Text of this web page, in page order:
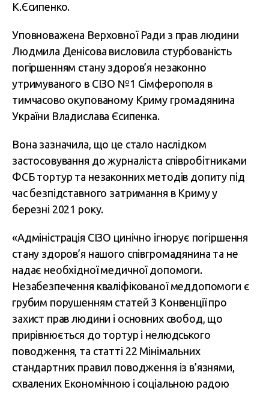
К.Єсипенко.
Уповноважена Верховної Ради з прав людини
Людмила Денісова висловила стурбованість
погіршенням стану здоров’я незаконно
утримуваного в СІЗО №1 Сімферополя в
тимчасово окупованому Криму громадянина
України Владислава Єсипенка.
Вона зазначила, що це стало наслідком
застосовування до журналіста співробітниками
ФСБ тортур та незаконних методів допиту під
час безпідставного затримання в Криму у
березні 2021 року.
«Адміністрація СІЗО цинічно ігнорує погіршення
стану здоров’я нашого співгромадянина та не
надає необхідної медичної допомоги.
Незабезпечення кваліфікованої меддопомоги є
грубим порушенням статей 3 Конвенції про
захист прав людини і основних свобод, що
прирівнюється до тортур і нелюдського
поводження, та статті 22 Мінімальних
стандартних правил поводження із в’язнями,
схвалених Економічною і соціальною радою